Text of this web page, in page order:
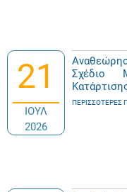
21
ΙΟΥΛ
2026
Σχέδιο
ΠΕΡΙΣΣΌΤΕΡΕΣ